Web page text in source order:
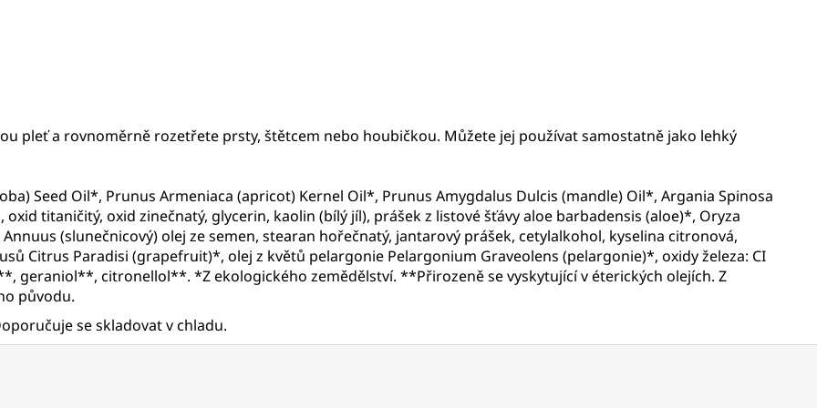
pleť a rovnoměrně rozetřete prsty, štětcem nebo houbičkou. Můžete jej používat samostatně jako lehký
Seed Oil*, Prunus Armeniaca (apricot) Kernel Oil*, Prunus Amygdalus Dulcis (mandle) Oil*, Argania Spinosa
titaničitý, oxid zinečnatý, glycerin, kaolin (bílý jíl), prášek z listové šťávy aloe barbadensis (aloe)*, Oryza
(slunečnicový) olej ze semen, stearan hořečnatý, jantarový prášek, cetylalkohol, kyselina citronová,
Citrus Paradisi (grapefruit)*, olej z květů pelargonie Pelargonium Graveolens (pelargonie)*, oxidy železa: CI
geraniol**, citronellol**. *Z ekologického zemědělství. **Přirozeně se vyskytující v éterických olejích. Z
původu.
se skladovat v chladu.